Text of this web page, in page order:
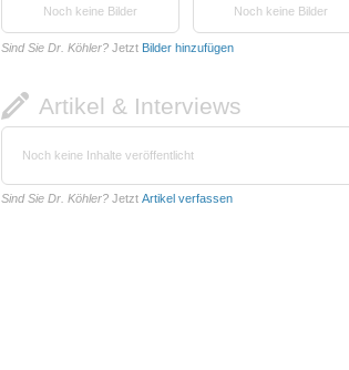
Noch keine Bilder Noch keine Bilder
Sind Sie Dr. Köhler? Jetzt Bilder hinzufügen
Artikel & Interviews
Noch keine Inhalte veröffentlicht
Sind Sie Dr. Köhler? Jetzt Artikel verfassen